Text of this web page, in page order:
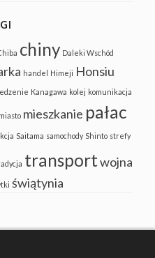
chiny Daleki Wschód
handel Himeji Honsiu
Kanagawa kolej komunikacja
miasto mieszkanie pałac
Saitama samochody Shinto strefy
transportwojna
świątynia